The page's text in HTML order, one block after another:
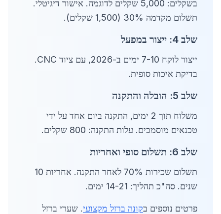
בשקלים: 5,000 שקלים לדוגמה. אישור דיגיטלי.
תשלום מקדמה 30% (1,500 שקלים).
שלב 4: ייצור במפעל
ייצור לוקח 7-10 ימים ב-2026, עם ציוד CNC.
בדיקת איכות סופית.
שלב 5: הובלה והתקנה
משלוח תוך 2 ימים, התקנה ביום אחד על ידי
טכנאים מוסמכים. עלות התקנה: 800 שקלים.
שלב 6: תשלום סופי ואחריות
תשלום שכירות 70% לאחר התקנה. אחריות 10
שנים. סה"כ תהליך: 14-21 ימים.
פרטים נוספים בקונה ברזל מקצועי. שערי ברזל